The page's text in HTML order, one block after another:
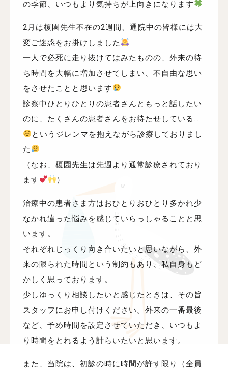
の季節、いつもより気持ちが上向きになります
2月は榎園先生不在の2週間、通院中の皆様には大
変ご迷惑をお掛けしました
一人で必死に走り抜けてはみたものの、外来の待
ち時間を大幅に増加させてしまい、不自由な思い
をさせたことと思います
診察中ひとりひとりの患者さんともっと話したい
のに、たくさんの患者さんをお待たせしている…
というジレンマを抱えながら診療しておりまし
た
（なお、榎園先生は先週より通常診療されており
ます
）
治療中の患者さま方はおひとりおひとり多かれ少
なかれ違った悩みを感じていらっしゃることと思
います。
それぞれじっくり向き合いたいと思いながら、外
来の限られた時間という制約もあり、私自身もど
かしく思っております。
少しゆっくり相談したいと感じたときは、その旨
スタッフにお申し付けください。外来の一番最後
など、予め時間を設定させていただき、いつもよ
り時間をとれるよう計らいたいと思います。
また、当院は、初診の時に時間が許す限り（全員